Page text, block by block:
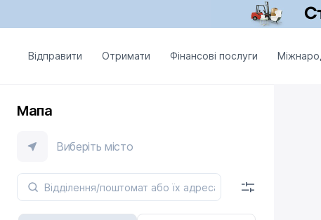
Відправити Отримати Фінансові послуги
Мапа
Виберіть місто